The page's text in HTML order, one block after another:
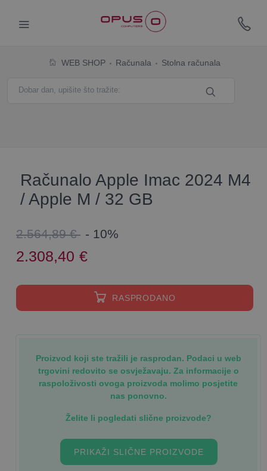
WEB SHOP Računala Stolna računala
Računalo Apple Imac 2024 M4
/ Apple M / 32 GB
2.564,89 € - 10%
2.308,40 €
RASPRODANO
Proizvod koji ste tražili je rasprodan. Podaci u web
trgovini redovito se osvježavaju. Za informacije o
raspoloživosti ovoga proizvoda molimo posjetite
nas ponovno.
Želite li pogledati slične proizvode?
PRIKAŽI SLIČNE PROIZVODE